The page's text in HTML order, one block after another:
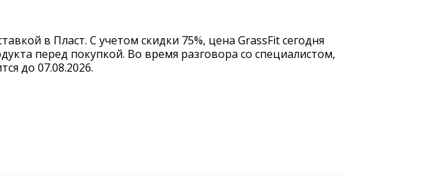
в Пласт. С учетом скидки 75%, цена GrassFit сегодня
перед покупкой. Во время разговора со специалистом,
до 07.08.2026.